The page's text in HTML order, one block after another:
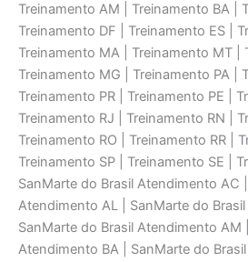
Treinamento AM | Treinamento BA |
Treinamento DF | Treinamento ES |
Treinamento MA | Treinamento MT |
Treinamento MG | Treinamento PA |
Treinamento PR | Treinamento PE |
Treinamento RJ | Treinamento RN |
Treinamento RO | Treinamento RR |
Treinamento SP | Treinamento SE |
SanMarte do Brasil Atendimento AC
Atendimento AL | SanMarte do Brasil
SanMarte do Brasil Atendimento AM
Atendimento BA | SanMarte do Brasil